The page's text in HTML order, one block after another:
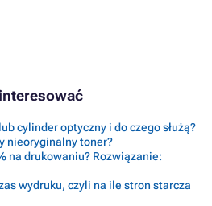
cylinder optyczny i do czego służą?
nieoryginalny toner?
na drukowaniu? Rozwiązanie:
wydruku, czyli na ile stron starcza